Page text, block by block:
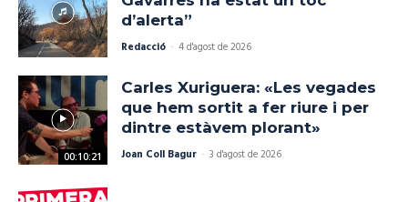
d’alerta”
Redacció - 4 d'agost de 2026
00:10:21
Carles Xuriguera: «Les vegades
que hem sortit a fer riure i per
dintre estàvem plorant»
Joan Coll Bagur - 3 d'agost de 2026